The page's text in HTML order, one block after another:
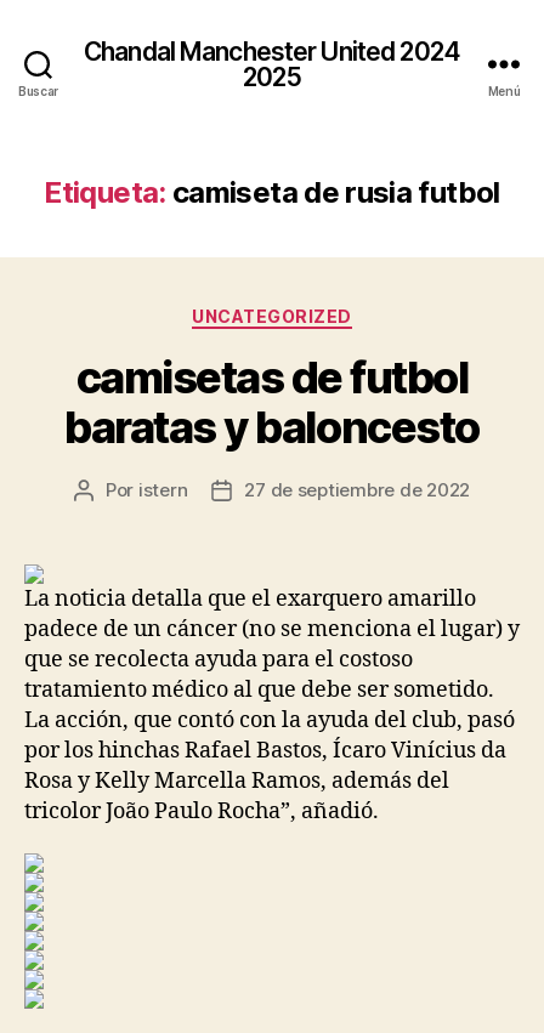
Buscar
Chandal Manchester United 2024
2025
Menú
Etiqueta: camiseta de rusia futbol
Categorías
UNCATEGORIZED
camisetas de futbol
baratas y baloncesto
Autor
Por istern
Fecha27 de septiembre de 2022
La noticia detalla que el exarquero amarillo
padece de un cáncer (no se menciona el lugar) y
que se recolecta ayuda para el costoso
tratamiento médico al que debe ser sometido.
La acción, que contó con la ayuda del club, pasó
por los hinchas Rafael Bastos, Ícaro Vinícius da
Rosa y Kelly Marcella Ramos, además del
tricolor João Paulo Rocha”, añadió.